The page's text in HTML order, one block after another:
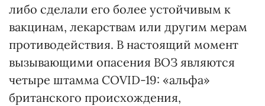
либо сделали его более устойчивым к
вакцинам, лекарствам или другим мерам
противодействия. В настоящий момент
вызывающими опасения ВОЗ являются
четыре штамма COVID-19: «альфа»
британского происхождения,